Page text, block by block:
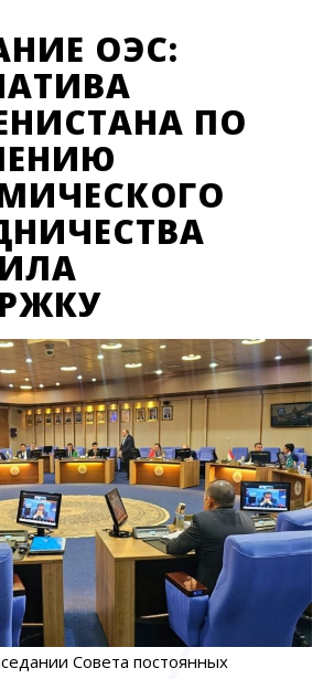
ОЭС:
ПО
Совета постоянных